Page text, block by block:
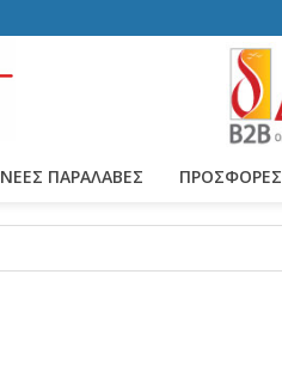
ΝΕΕΣ ΠΑΡΑΛΑΒΕΣ ΠΡΟΣΦΟΡΕΣ